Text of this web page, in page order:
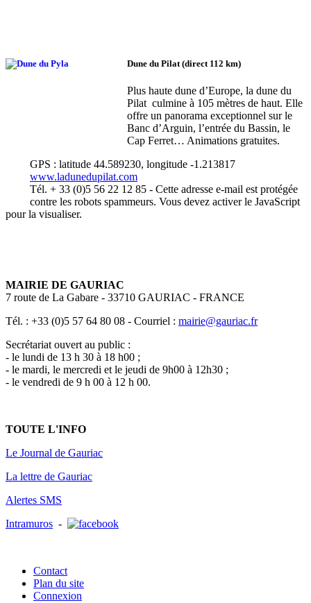
Dune du Pilat (direct 112 km)
Plus haute dune d’Europe, la dune du
Pilat culmine à 105 mètres de haut. Elle
offre un panorama exceptionnel sur le
Banc d’Arguin, l’entrée du Bassin, le
Cap Ferret… Animations gratuites.
GPS : latitude 44.589230, longitude -1.213817
www.ladunedupilat.com
Tél. + 33 (0)5 56 22 12 85 - Cette adresse e-mail est protégée
contre les robots spammeurs. Vous devez activer le JavaScript
pour la visualiser.
MAIRIE DE GAURIAC
7 route de La Gabare - 33710 GAURIAC - FRANCE
Tél. : +33 (0)5 57 64 80 08 - Courriel : mairie@gauriac.fr
Secrétariat ouvert au public :
- le lundi de 13 h 30 à 18 h00 ;
- le mardi, le mercredi et le jeudi de 9h00 à 12h30 ;
- le vendredi de 9 h 00 à 12 h 00.
TOUTE L'INFO
Le Journal de Gauriac
La lettre de Gauriac
Alertes SMS
Intramuros -
Contact
Plan du site
Connexion